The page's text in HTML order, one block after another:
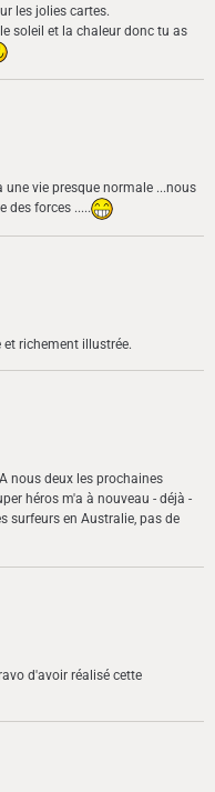
les jolies cartes.
soleil et la chaleur donc tu as
vie presque normale ...nous
des forces .....
et richement illustrée.
nous deux les prochaines
héros m'a à nouveau - déjà -
surfeurs en Australie, pas de
d'avoir réalisé cette